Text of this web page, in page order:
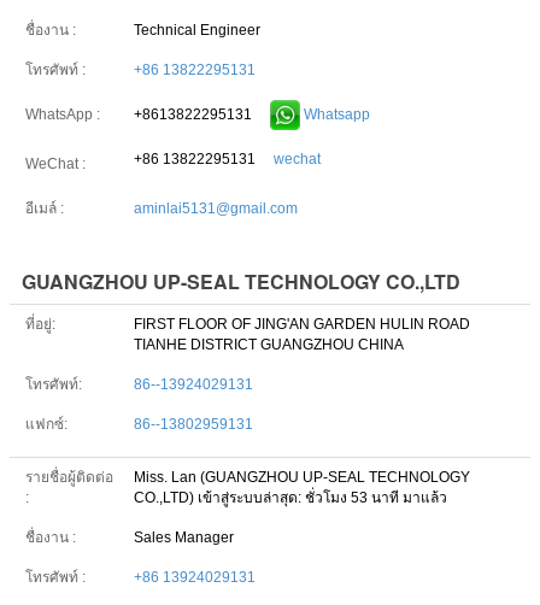
ชื่องาน : Technical Engineer
โทรศัพท์ : +86 13822295131
WhatsApp : +8613822295131 Whatsapp
WeChat : +86 13822295131 wechat
อีเมล์ : aminlai5131@gmail.com
GUANGZHOU UP-SEAL TECHNOLOGY CO.,LTD
ที่อยู่:
FIRST FLOOR OF JING'AN GARDEN HULIN ROAD
TIANHE DISTRICT GUANGZHOU CHINA
โทรศัพท์: 86--13924029131
แฟกซ์: 86--13802959131
รายชื่อผู้ติดต่อ
:
Miss. Lan (GUANGZHOU UP-SEAL TECHNOLOGY
CO.,LTD) เข้าสู่ระบบล่าสุด: ชั่วโมง 53 นาที มาแล้ว
ชื่องาน : Sales Manager
โทรศัพท์ : +86 13924029131